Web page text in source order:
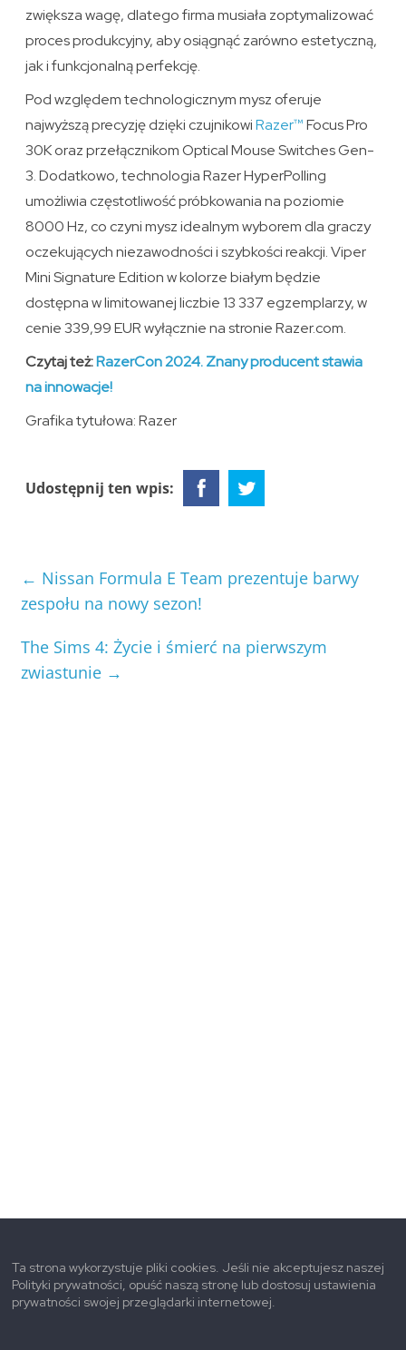
zwiększa wagę, dlatego firma musiała zoptymalizować
proces produkcyjny, aby osiągnąć zarówno estetyczną,
jak i funkcjonalną perfekcję.
Pod względem technologicznym mysz oferuje
najwyższą precyzję dzięki czujnikowiRazer™Focus Pro
30K oraz przełącznikom Optical Mouse Switches Gen-
3. Dodatkowo, technologia Razer HyperPolling
umożliwia częstotliwość próbkowania na poziomie
8000 Hz, co czyni mysz idealnym wyborem dla graczy
oczekujących niezawodności i szybkości reakcji. Viper
Mini Signature Edition w kolorze białym będzie
dostępna w limitowanej liczbie 13 337 egzemplarzy, w
cenie 339,99 EUR wyłącznie na stronie Razer.com.
Czytaj też:RazerCon 2024. Znany producent stawia
na innowacje!
Grafika tytułowa: Razer
Udostępnij ten wpis:
← Nissan Formula E Team prezentuje barwy
zespołu na nowy sezon!
The Sims 4: Życie i śmierć na pierwszym
zwiastunie →
Ta strona wykorzystuje pliki cookies. Jeśli nie akceptujesz naszej
Polityki prywatności, opuść naszą stronę lub dostosuj ustawienia
prywatności swojej przeglądarki internetowej.